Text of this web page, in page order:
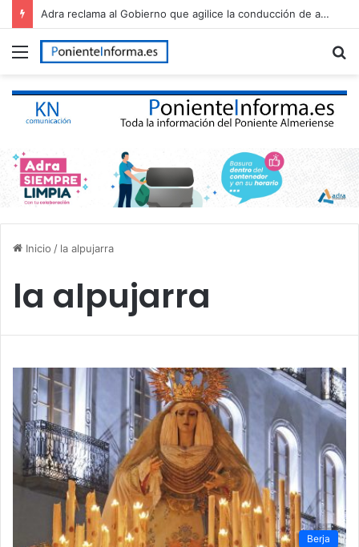
Adra reclama al Gobierno que agilice la conducción de agua desalada desde el Campo de Dalías
Menú
Inicio / la alpujarra
la alpujarra
Berja